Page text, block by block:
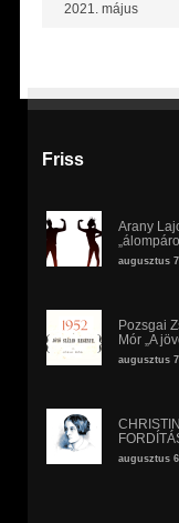
2021. május
Friss
Arany
augusztus
Pozsgai
Mór „A
augusztus
augusztus